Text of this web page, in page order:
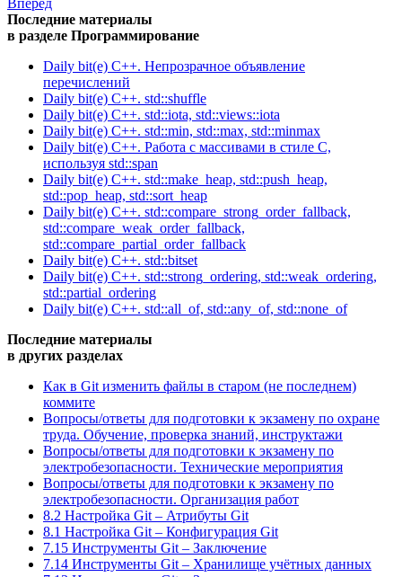
Последние материалы
в разделе Программирование
Daily bit(e) C++. Непрозрачное объявление
перечислений
Daily bit(e) C++. std::shuffle
Daily bit(e) C++. std::iota, std::views::iota
Daily bit(e) C++. std::min, std::max, std::minmax
Daily bit(e) C++. Работа с массивами в стиле C,
используя std::span
Daily bit(e) C++. std::make_heap, std::push_heap,
std::pop_heap, std::sort_heap
Daily bit(e) C++. std::compare_strong_order_fallback,
std::compare_weak_order_fallback,
std::compare_partial_order_fallback
Daily bit(e) C++. std::bitset
Daily bit(e) C++. std::strong_ordering, std::weak_ordering,
std::partial_ordering
Daily bit(e) C++. std::all_of, std::any_of, std::none_of
Последние материалы
в других разделах
Как в Git изменить файлы в старом (не последнем)
коммите
Вопросы/ответы для подготовки к экзамену по охране
труда. Обучение, проверка знаний, инструктажи
Вопросы/ответы для подготовки к экзамену по
электробезопасности. Технические мероприятия
Вопросы/ответы для подготовки к экзамену по
электробезопасности. Организация работ
8.2 Настройка Git – Атрибуты Git
8.1 Настройка Git – Конфигурация Git
7.15 Инструменты Git – Заключение
7.14 Инструменты Git – Хранилище учётных данных